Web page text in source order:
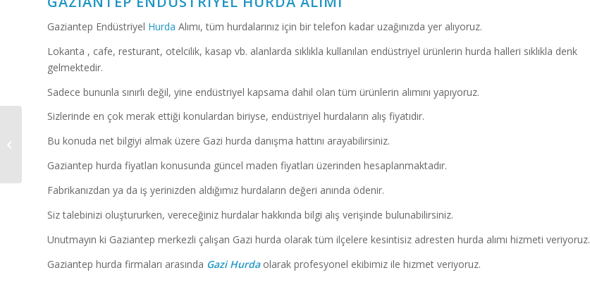
Gaziantep Endüstriyel Hurda Alımı, tüm hurdalarınız için bir telefon kadar uzağınızda yer alıyoruz.
Lokanta , cafe, resturant, otelcilik, kasap vb. alanlarda sıklıkla kullanılan endüstriyel ürünlerin hurda halleri sıklıkla denk
gelmektedir.
Sadece bununla sınırlı değil, yine endüstriyel kapsama dahil olan tüm ürünlerin alımını yapıyoruz.
Sizlerinde en çok merak ettiği konulardan biriyse, endüstriyel hurdaların alış fiyatıdır.
Bu konuda net bilgiyi almak üzere Gazi hurda danışma hattını arayabilirsiniz.
Gaziantep hurda fiyatları konusunda güncel maden fiyatları üzerinden hesaplanmaktadır.
Fabrikanızdan ya da iş yerinizden aldığımız hurdaların değeri anında ödenir.
Siz talebinizi oluştururken, vereceğiniz hurdalar hakkında bilgi alış verişinde bulunabilirsiniz.
Unutmayın ki Gaziantep merkezli çalışan Gazi hurda olarak tüm ilçelere kesintisiz adresten hurda alımı hizmeti veriyoruz.
Gaziantep hurda firmaları arasında Gazi Hurdaolarak profesyonel ekibimiz ile hizmet veriyoruz.
Krom Hurda Fiyatları